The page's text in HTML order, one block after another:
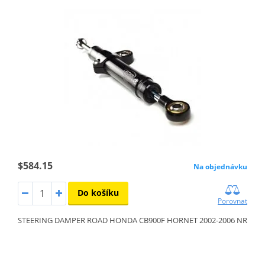
$584.15 Na objednávku
Do košíku
Porovnat
STEERING DAMPER ROAD HONDA CB900F HORNET 2002-2006 NR